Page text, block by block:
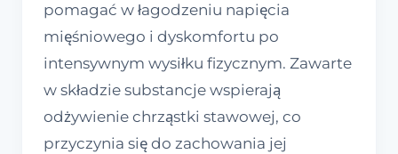
pomagać w łagodzeniu napięcia
mięśniowego i dyskomfortu po
intensywnym wysiłku fizycznym. Zawarte
w składzie substancje wspierają
odżywienie chrząstki stawowej, co
przyczynia się do zachowania jej